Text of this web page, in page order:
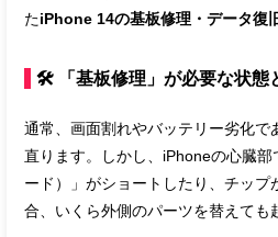
たiPhone 14の基板修理・データ復
🛠 「基板修理」が必要な状態
通常、画面割れやバッテリー劣化で
直ります。しかし、iPhoneの心臓
ード）」がショートしたり、チップ
合、いくら外側のパーツを替えても